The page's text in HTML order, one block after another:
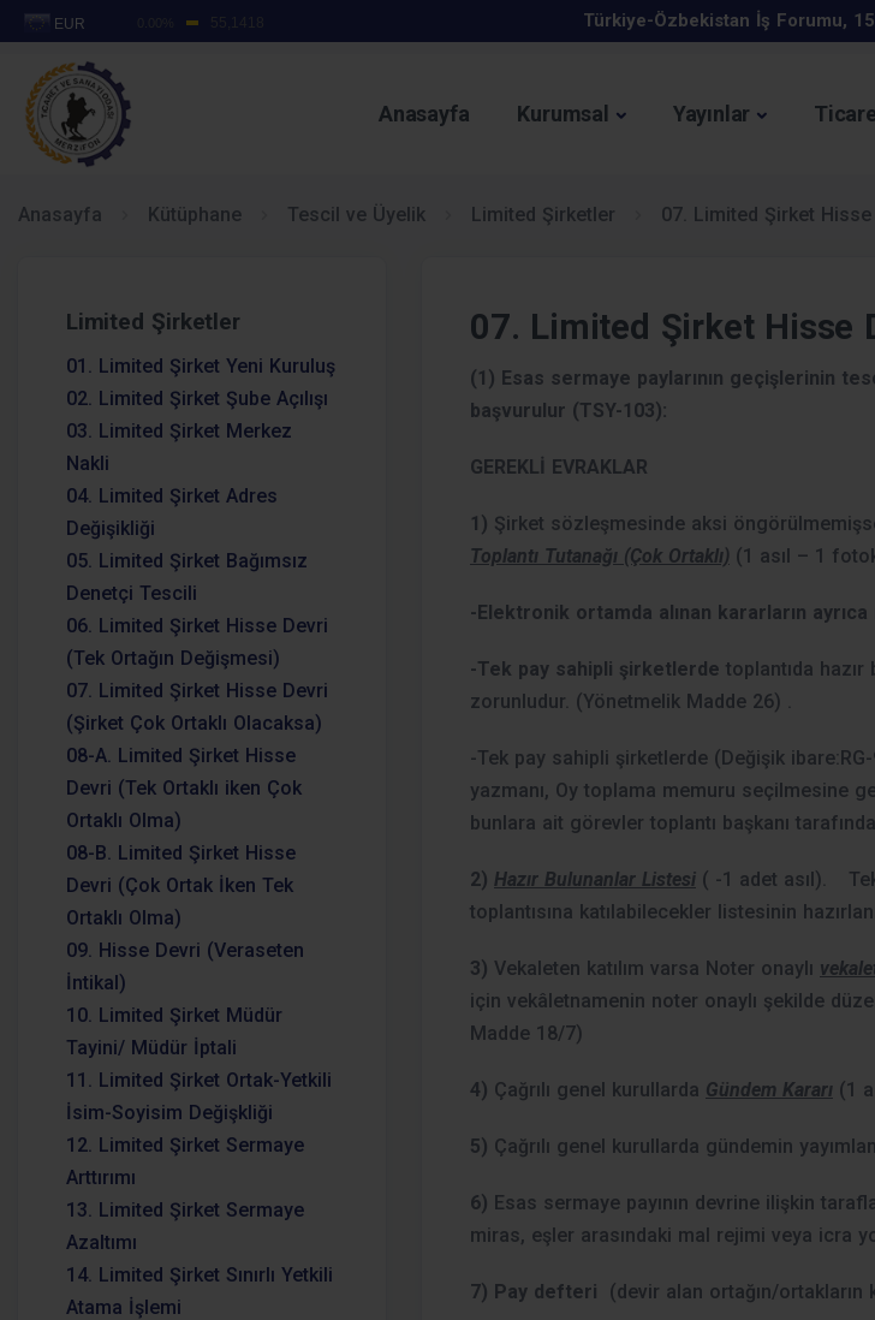
KOSGEB Kapasite
GIDA SATIŞ VE TOPLU TÜKETİM
İhracat
Ticaret Bakanlığı İhracat Süreçleri ve
İş Geliştirme Desteği 2025
Anasayfa Kurumsal Yayınlar
Anasayfa Kütüphane Tescil ve Üyelik Limited Şirketler 07. Limited Şirket
Limited Şirketler
01. Limited Şirket Yeni Kuruluş
02. Limited Şirket Şube Açılışı
03. Limited Şirket Merkez
Nakli
04. Limited Şirket Adres
Değişikliği
05. Limited Şirket Bağımsız
Denetçi Tescili
06. Limited Şirket Hisse Devri
(Tek Ortağın Değişmesi)
07. Limited Şirket Hisse Devri
(Şirket Çok Ortaklı Olacaksa)
08-A. Limited Şirket Hisse
Devri (Tek Ortaklı iken Çok
Ortaklı Olma)
08-B. Limited Şirket Hisse
Devri (Çok Ortak İken Tek
Ortaklı Olma)
09. Hisse Devri (Veraseten
İntikal)
10. Limited Şirket Müdür
Tayini/ Müdür İptali
11. Limited Şirket Ortak-Yetkili
İsim-Soyisim Değişkliği
12. Limited Şirket Sermaye
Arttırımı
13. Limited Şirket Sermaye
Azaltımı
14. Limited Şirket Sınırlı Yetkili
Atama İşlemi
07. Limited Şirket Hisse
(1) Esas sermaye paylarının geçişlerinin
başvurulur (TSY-103):
GEREKLİ EVRAKLAR
1) Şirket sözleşmesinde aksi
Toplantı Tutanağı (Çok Ortaklı) (1 asıl – 1
-Elektronik ortamda alınan kararların
-Tek pay sahipli şirketlerde toplantıda hazır
zorunludur. (Yönetmelik Madde 26) .
-Tek pay sahipli şirketlerde (Değişik
yazmanı, Oy toplama memuru seçilmesine
bunlara ait görevler toplantı başkanı
2) Hazır Bulunanlar Listesi ( -1 adet asıl).
toplantısına katılabilecekler listesinin
3) Vekaleten katılım varsa Noter onaylı
için vekâletnamenin noter onaylı şekilde
Madde 18/7)
4) Çağrılı genel kurullarda Gündem Kararı (1
5) Çağrılı genel kurullarda gündemin
6) Esas sermaye payının devrine ilişkin
miras, eşler arasındaki mal rejimi veya icra
7) Pay defteri (devir alan ortağın/